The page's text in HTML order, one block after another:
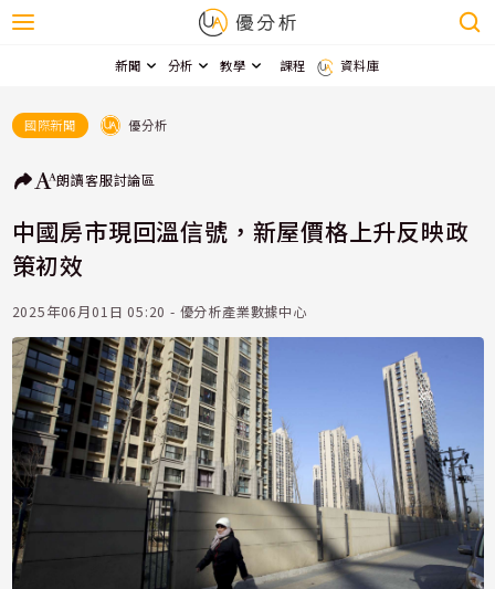
新聞 分析 教學 課程 資料庫
國際新聞 優分析
朗讀客服討論區
中國房市現回溫信號，新屋價格上升反映政
策初效
2025年06月01日 05:20 - 優分析產業數據中心